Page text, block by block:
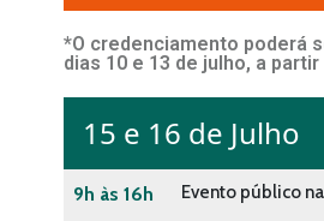
*O credenciamento poderá
dias 10 e 13 de julho, a
15 e 16 de Julho
9h às 16h Evento público